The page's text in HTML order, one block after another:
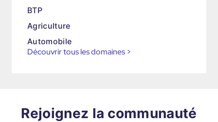
BTP
Agriculture
Automobile
Découvrir tous les domaines >
Rejoignez la communauté